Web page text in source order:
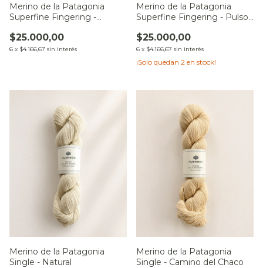
Merino de la Patagonia
Superfine Fingering -
$25.000,00
6 x $4.166,67 sin interés
Merino de la Patagonia
Superfine Fingering - Pulso
$25.000,00
6 x $4.166,67 sin interés
¡Solo quedan 2 en stock!
Merino de la Patagonia
Single - Natural
Merino de la Patagonia
Single - Camino del Chaco